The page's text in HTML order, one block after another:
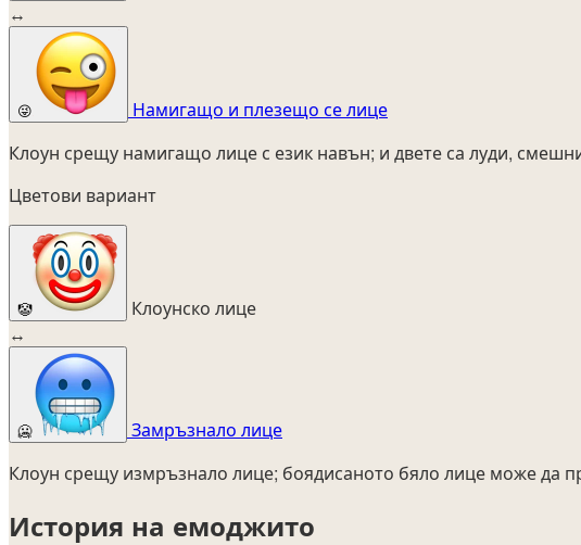
↔
😜
Намигащо и плезещо се лице
Клоун срещу намигащо лице с език навън; и двете са луди,
Цветови вариант
🤡
Клоунско лице
↔
🥶
Замръзнало лице
Клоун срещу измръзнало лице; боядисаното бяло лице може да
История на емоджито